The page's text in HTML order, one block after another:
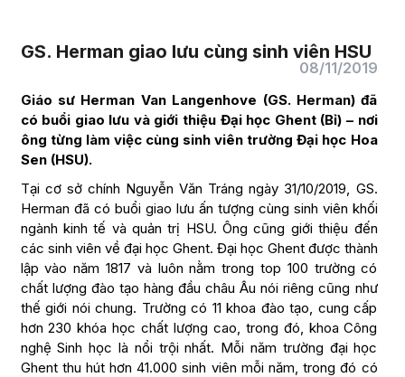
GS. Herman giao lưu cùng sinh viên HSU
08/11/2019
Giáo sư Herman Van Langenhove (GS. Herman) đã
có buổi giao lưu và giới thiệu Đại học Ghent (Bỉ) – nơi
ông từng làm việc cùng sinh viên trường Đại học Hoa
Sen (HSU).
Tại cơ sở chính Nguyễn Văn Tráng ngày 31/10/2019, GS.
Herman đã có buổi giao lưu ấn tượng cùng sinh viên khối
ngành kinh tế và quản trị HSU. Ông cũng giới thiệu đến
các sinh viên về đại học Ghent. Đại học Ghent được thành
lập vào năm 1817 và luôn nằm trong top 100 trường có
chất lượng đào tạo hàng đầu châu Âu nói riêng cũng như
thế giới nói chung. Trường có 11 khoa đào tạo, cung cấp
hơn 230 khóa học chất lượng cao, trong đó, khoa Công
nghệ Sinh học là nổi trội nhất. Mỗi năm trường đại học
Ghent thu hút hơn 41.000 sinh viên mỗi năm, trong đó có